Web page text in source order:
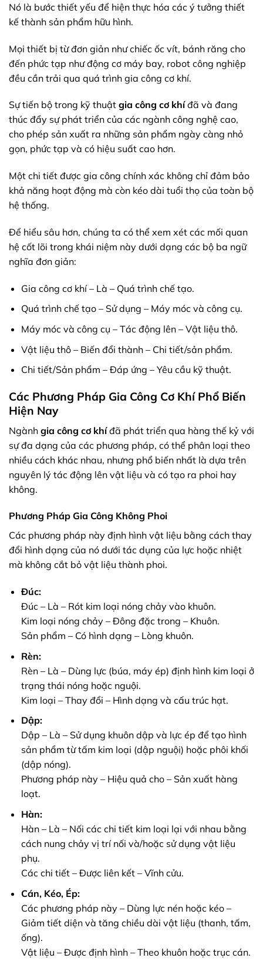
Nó là bước thiết yếu để hiện thực hóa các ý tưởng thiết
kế thành sản phẩm hữu hình.
Mọi thiết bị từ đơn giản như chiếc ốc vít, bánh răng cho
đến phức tạp như động cơ máy bay, robot công nghiệp
đều cần trải qua quá trình gia công cơ khí.
Sự tiến bộ trong kỹ thuật gia công cơ khíđã và đang
thúc đẩy sự phát triển của các ngành công nghệ cao,
cho phép sản xuất ra những sản phẩm ngày càng nhỏ
gọn, phức tạp và có hiệu suất cao hơn.
Một chi tiết được gia công chính xác không chỉ đảm bảo
khả năng hoạt động mà còn kéo dài tuổi thọ của toàn bộ
hệ thống.
Để hiểu sâu hơn, chúng ta có thể xem xét các mối quan
hệ cốt lõi trong khái niệm này dưới dạng các bộ ba ngữ
nghĩa đơn giản:
Gia công cơ khí – Là – Quá trình chế tạo.
Quá trình chế tạo – Sử dụng – Máy móc và công cụ.
Máy móc và công cụ – Tác động lên – Vật liệu thô.
Vật liệu thô – Biến đổi thành – Chi tiết/sản phẩm.
Chi tiết/Sản phẩm – Đáp ứng – Yêu cầu kỹ thuật.
Các Phương Pháp Gia Công Cơ Khí Phổ Biến
Hiện Nay
Ngành gia công cơ khíđã phát triển qua hàng thế kỷ với
sự đa dạng của các phương pháp, có thể phân loại theo
nhiều cách khác nhau, nhưng phổ biến nhất là dựa trên
nguyên lý tác động lên vật liệu và có tạo ra phoi hay
không.
Phương Pháp Gia Công Không Phoi
Các phương pháp này định hình vật liệu bằng cách thay
đổi hình dạng của nó dưới tác dụng của lực hoặc nhiệt
mà không cắt bỏ vật liệu thành phoi.
Đúc:
Đúc – Là – Rót kim loại nóng chảy vào khuôn.
Kim loại nóng chảy – Đông đặc trong – Khuôn.
Sản phẩm – Có hình dạng – Lòng khuôn.
Rèn:
Rèn – Là – Dùng lực (búa, máy ép) định hình kim loại ở
trạng thái nóng hoặc nguội.
Kim loại – Thay đổi – Hình dạng và cấu trúc hạt.
Dập:
Dập – Là – Sử dụng khuôn dập và lực ép để tạo hình
sản phẩm từ tấm kim loại (dập nguội) hoặc phôi khối
(dập nóng).
Phương pháp này – Hiệu quả cho – Sản xuất hàng
loạt.
Hàn:
Hàn – Là – Nối các chi tiết kim loại lại với nhau bằng
cách nung chảy vị trí nối và/hoặc sử dụng vật liệu
phụ.
Các chi tiết – Được liên kết – Vĩnh cửu.
Cán, Kéo, Ép:
Các phương pháp này – Dùng lực nén hoặc kéo –
Giảm tiết diện và tăng chiều dài vật liệu (thanh, tấm,
ống).
Vật liệu – Được định hình – Theo khuôn hoặc trục cán.